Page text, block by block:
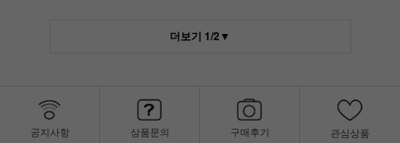
더보기 1/2▼
공지사항 상품문의 구매후기 관심상품